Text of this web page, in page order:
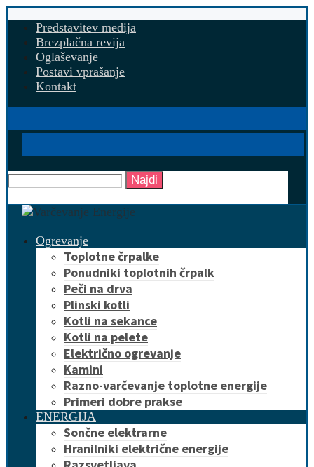
Predstavitev medija
Brezplačna revija
Oglaševanje
Postavi vprašanje
Kontakt
Najdi
Ogrevanje
Toplotne črpalke
Ponudniki toplotnih črpalk
Peči na drva
Plinski kotli
Kotli na sekance
Kotli na pelete
Električno ogrevanje
Kamini
Razno-varčevanje toplotne energije
Primeri dobre prakse
ENERGIJA
Sončne elektrarne
Hranilniki električne energije